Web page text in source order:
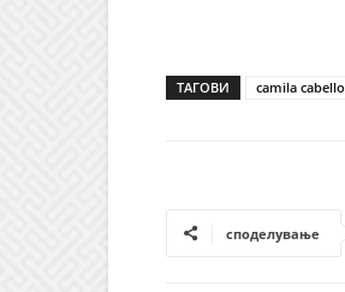
ТАГОВИ camila cabello
споделување